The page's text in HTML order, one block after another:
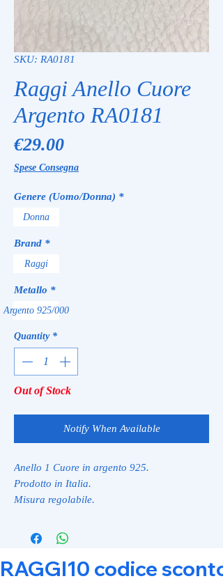
SKU: RA0181
Raggi Anello Cuore
Argento RA0181
€29.00Price
Spese Consegna
Genere (Uomo/Donna) *
Donna
Brand *
Raggi
Metallo *
Argento 925/000
Quantity *
Out of Stock
Notify When Available
Anello 1 Cuore in argento 925.
Prodotto in Italia.
Misura regolabile.
RAGGI10 codice